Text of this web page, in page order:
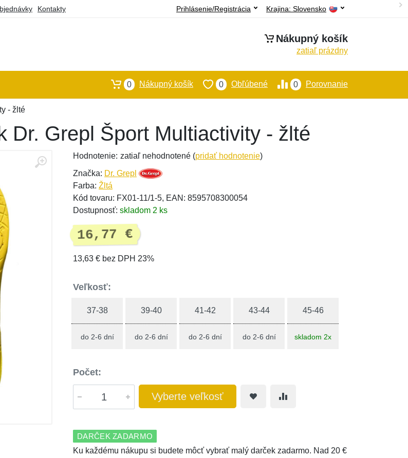
Kontakty Krajina: Slovensko
Prihlásenie/Registrácia
Nákupný košík
zatiaľ prázdny
0 Porovnanie
0 Obľúbené
0 Nákupný košík
- žlté
Dr. Grepl Šport Multiactivity - žlté
Hodnotenie: zatiaľ nehodnotené (pridať hodnotenie)
Značka: Dr. Grepl
Farba: Žltá
Kód tovaru: FX01-11/1-5, EAN: 8595708300054
Dostupnosť: skladom 2 ks
16,77 €
13,63 € bez DPH 23%
Veľkosť:
37-38
do 2-6 dní
39-40
do 2-6 dní
41-42
do 2-6 dní
43-44
do 2-6 dní
45-46
skladom 2x
Počet:
Vyberte veľkosť
DARČEK ZADARMO
Ku každému nákupu si budete môcť vybrať malý darček zadarmo. Nad 20 €